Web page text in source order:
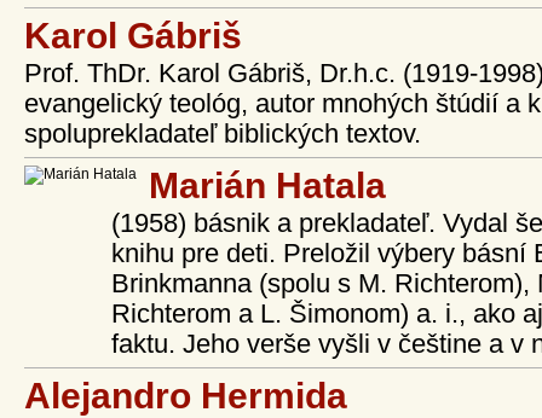
Karol Gábriš
Prof. ThDr. Karol Gábriš, Dr.h.c. (1919-
evangelický teológ, autor mnohých štúdií a
spoluprekladateľ biblických textov.
Marián Hatala
(1958) básnik a prekladateľ. Vydal
knihu pre deti. Preložil výbery básní
Brinkmanna (spolu s M. Richterom),
Richterom a L. Šimonom) a. i., ako
faktu. Jeho verše vyšli v češtine a v
Alejandro Hermida